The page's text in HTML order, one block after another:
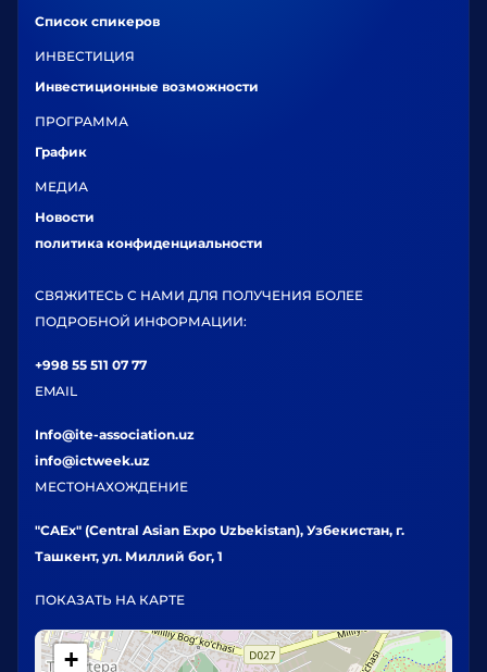
Список спикеров
ИНВЕСТИЦИЯ
Инвестиционные возможности
ПРОГРАММА
График
МЕДИА
Новости
политика конфиденциальности
СВЯЖИТЕСЬ С НАМИ ДЛЯ ПОЛУЧЕНИЯ БОЛЕЕ
ПОДРОБНОЙ ИНФОРМАЦИИ:
+998 55 511 07 77
EMAIL
Info@ite-association.uz
info@ictweek.uz
МЕСТОНАХОЖДЕНИЕ
"CAEx" (Central Asian Expo Uzbekistan), Узбекистан, г.
Ташкент, ул. Миллий бог, 1
ПОКАЗАТЬ НА КАРТЕ
+